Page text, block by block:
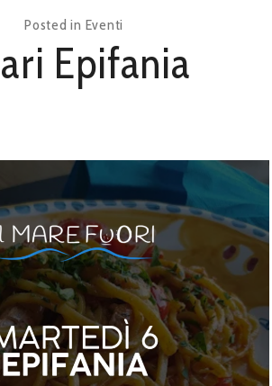
Posted in Eventi
Epifania